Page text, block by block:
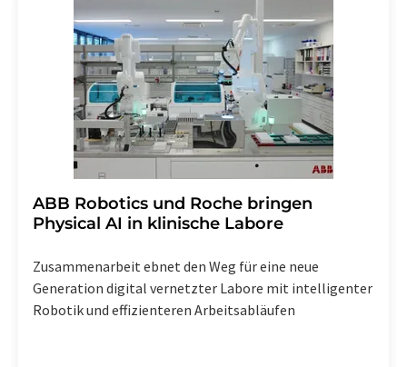
widerruf@lumitos.commit Wirkung für die Zukunft
widerrufen. Zudem ist in jeder E-Mail ein Link zur
Abbestellung des entsprechenden Newsletters
enthalten.
​​​​​​​ABB Robotics und Roche bringen
Physical AI in klinische Labore
Zusammenarbeit ebnet den Weg für eine neue
Generation digital vernetzter Labore mit intelligenter
Robotik und effizienteren Arbeitsabläufen